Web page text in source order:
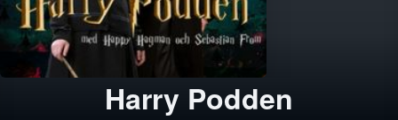
Harry Podden